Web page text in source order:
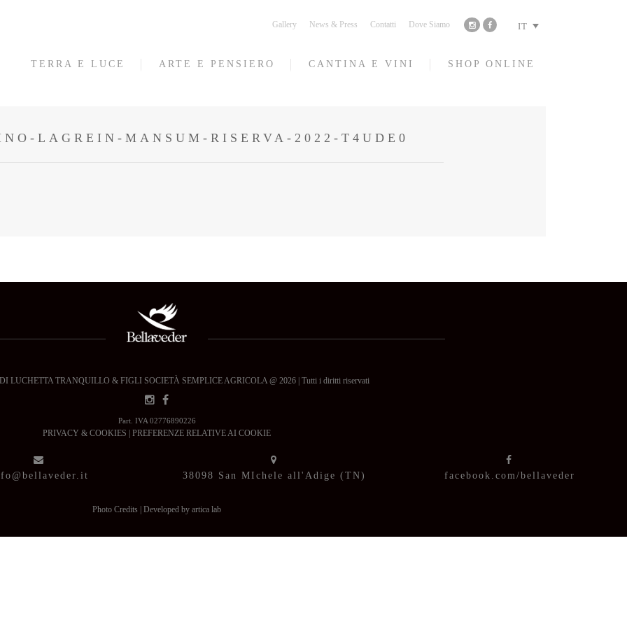
IT
Gallery News & Press Contatti Dove Siamo
TERRA E LUCE ARTE E PENSIERO CANTINA E VINI SHOP ONLINE
LAGREIN-MANSUM-RISERVA-2022-T4UDE0
LUCHETTA TRANQUILLO & FIGLI SOCIETÀ SEMPLICE AGRICOLA @ 2026 | Tutti i diritti riservati
Part. IVA 02776890226
PRIVACY & COOKIES PREFERENZE RELATIVE AI COOKIE
38098 San MIchele all'Adige (TN) facebook.com/bellaveder
Photo Credits Developed by artica lab